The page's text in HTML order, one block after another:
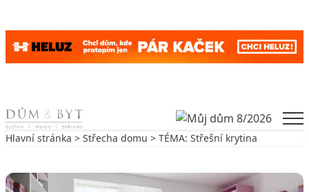
Skip to content
Hlavní stránka > Střecha domu > TÉMA: Střešní krytina